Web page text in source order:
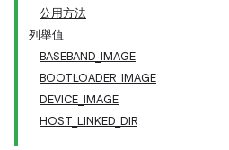
公用方法
列舉值
BASEBAND_IMAGE
BOOTLOADER_IMAGE
DEVICE_IMAGE
HOST_LINKED_DIR